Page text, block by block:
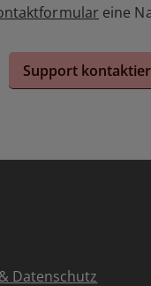
eine
Support
Datenschutz